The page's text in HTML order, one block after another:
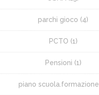
parchi gioco (4)
PCTO (1)
Pensioni (1)
piano scuola.formazione